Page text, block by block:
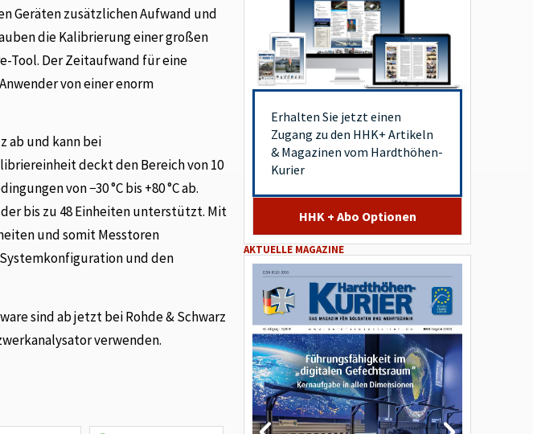
Geräten zusätzlichen Aufwand und
die Kalibrierung einer großen
Tool. Der Zeitaufwand für eine
von einer enorm
ab und kann bei
deckt den Bereich von 10
von −30 °C bis +80 °C ab.
bis zu 48 Einheiten unterstützt. Mit
und somit Messtoren
und den
sind ab jetzt bei Rohde & Schwarz
verwenden.
Erhalten Sie jetzt einen
Zugang zu den HHK+ Artikeln
& Magazinen vom Hardthöhen-
Kurier
HHK + Abo Optionen
AKTUELLE MAGAZINE